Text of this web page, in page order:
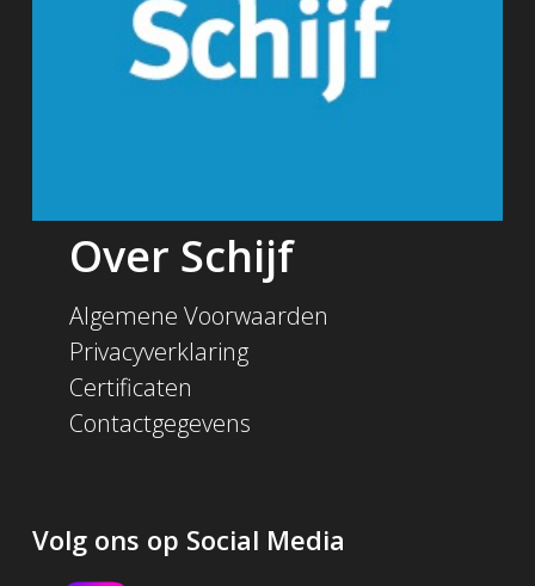
Over Schijf
Algemene Voorwaarden
Privacyverklaring
Certificaten
Contactgegevens
Volg ons op Social Media